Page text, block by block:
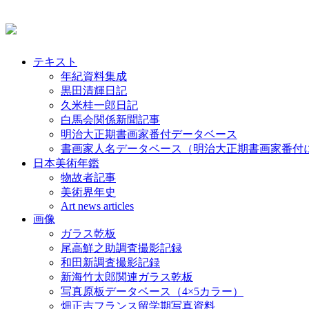
テキスト
年紀資料集成
黒田清輝日記
久米桂一郎日記
白馬会関係新聞記事
明治大正期書画家番付データベース
書画家人名データベース（明治大正期書画家番付
日本美術年鑑
物故者記事
美術界年史
Art news articles
画像
ガラス乾板
尾高鮮之助調査撮影記録
和田新調査撮影記録
新海竹太郎関連ガラス乾板
写真原板データベース（4×5カラー）
畑正吉フランス留学期写真資料